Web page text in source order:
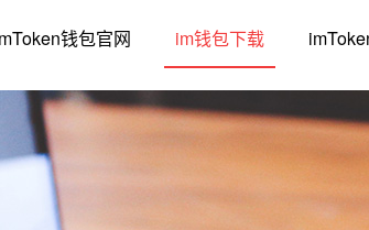
钱包官网 im钱包下载